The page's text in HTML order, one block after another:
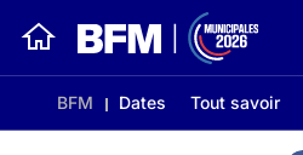
BFM Dates Tout savoir